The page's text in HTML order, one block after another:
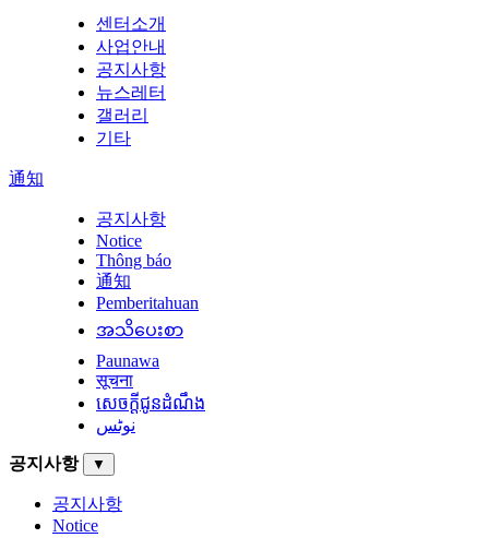
센터소개
사업안내
공지사항
뉴스레터
갤러리
기타
通知
공지사항
Notice
Thông báo
通知
Pemberitahuan
အသိပေးစာ
Paunawa
सूचना
សេចក្តីជូនដំណឹង
نوٹس
공지사항 ▼
공지사항
Notice